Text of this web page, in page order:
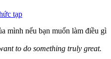
tạp
mình nếu bạn muốn làm điều gì
to do something truly great.